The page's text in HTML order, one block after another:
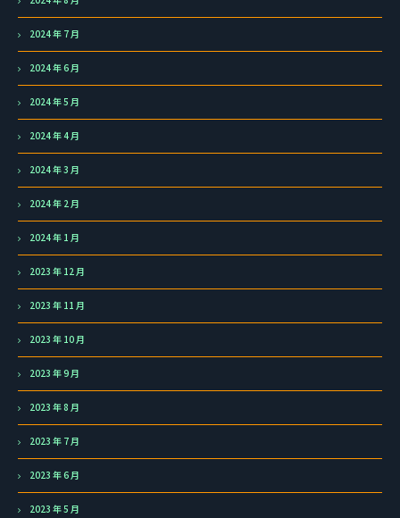
2024 年 7 月
2024 年 6 月
2024 年 5 月
2024 年 4 月
2024 年 3 月
2024 年 2 月
2024 年 1 月
2023 年 12 月
2023 年 11 月
2023 年 10 月
2023 年 9 月
2023 年 8 月
2023 年 7 月
2023 年 6 月
2023 年 5 月